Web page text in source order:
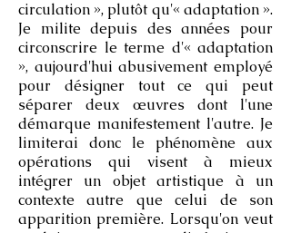
circulation », plutôt qu'« adaptation ».
Je milite depuis des années pour
circonscrire le terme d'« adaptation
», aujourd'hui abusivement employé
pour désigner tout ce qui peut
séparer deux œuvres dont l'une
démarque manifestement l'autre. Je
limiterai donc le phénomène aux
opérations qui visent à mieux
intégrer un objet artistique à un
contexte autre que celui de son
apparition première. Lorsqu'on veut